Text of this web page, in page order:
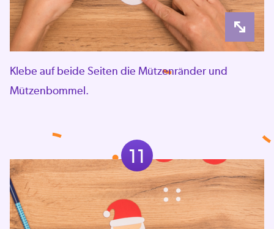
Klebe auf beide Seiten die Mützenränder und
Mützenbommel.
11